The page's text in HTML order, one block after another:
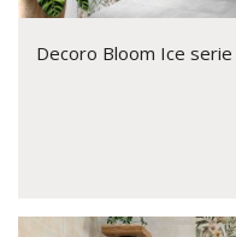
Decoro Bloom Ice